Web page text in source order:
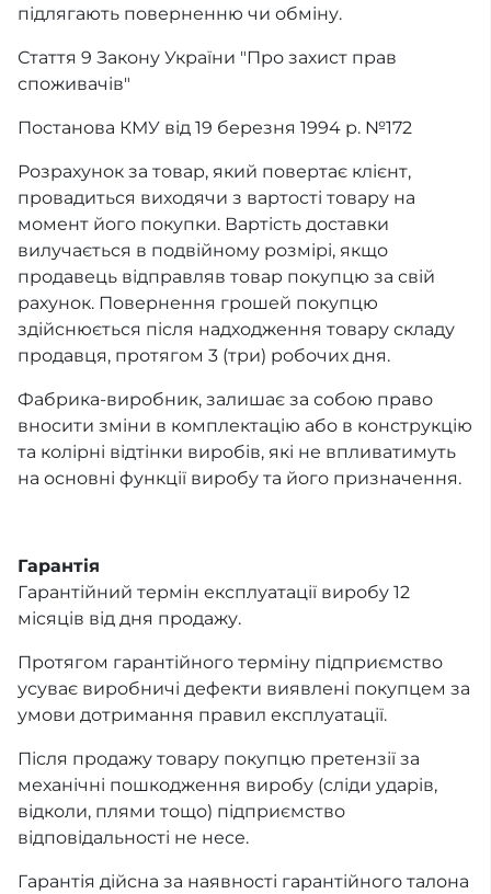
підлягають поверненню чи обміну.
Стаття 9 Закону України "Про захист прав
споживачів"
Постанова КМУ від 19 березня 1994 р. №172
Розрахунок за товар, який повертає клієнт,
провадиться виходячи з вартості товару на
момент його покупки. Вартість доставки
вилучається в подвійному розмірі, якщо
продавець відправляв товар покупцю за свій
рахунок. Повернення грошей покупцю
здійснюється після надходження товару складу
продавця, протягом 3 (три) робочих дня.
Фабрика-виробник, залишає за собою право
вносити зміни в комплектацію або в конструкцію
та колірні відтінки виробів, які не впливатимуть
на основні функції виробу та його призначення.
Гарантія
Гарантійний термін експлуатації виробу 12
місяців від дня продажу.
Протягом гарантійного терміну підприємство
усуває виробничі дефекти виявлені покупцем за
умови дотримання правил експлуатації.
Після продажу товару покупцю претензії за
механічні пошкодження виробу (сліди ударів,
відколи, плями тощо) підприємство
відповідальності не несе.
Гарантія дійсна за наявності гарантійного талона